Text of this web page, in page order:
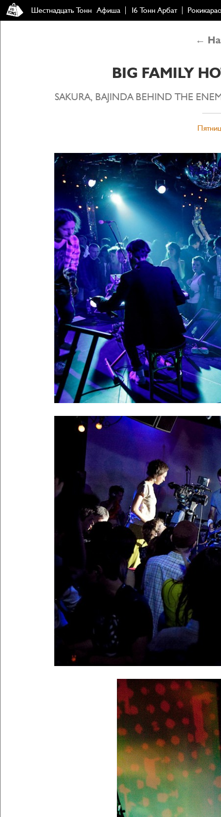
Шестнадцать Тонн Афиша 16 Тонн Арбат
←
BIG FAMILY
SAKURA, BAJINDA BEHIND THE